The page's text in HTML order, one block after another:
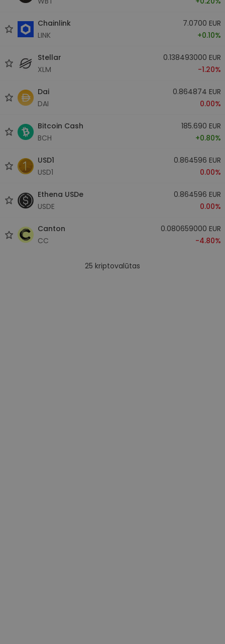
Chainlink
LINK
7.0700 EUR
+0.10%
Stellar
XLM
0.138493000 EUR
-1.20%
Dai
DAI
0.864874 EUR
0.00%
Bitcoin Cash
BCH
185.690 EUR
+0.80%
USD1
USD1
0.864596 EUR
0.00%
Ethena USDe
USDE
0.864596 EUR
0.00%
Canton
CC
0.080659000 EUR
-4.80%
25 kriptovalūtas